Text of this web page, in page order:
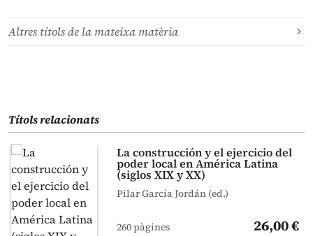
Altres títols de la mateixa matèria
Títols relacionats
La construcción y el ejercicio del
poder local en América Latina
(siglos XIX y XX)
Pilar García Jordán (ed.)
260 pàgines 26,00 €